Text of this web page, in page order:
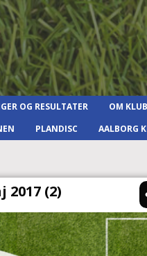
OG RESULTATER OM
PLANDISC AALBORG
2017 (2)